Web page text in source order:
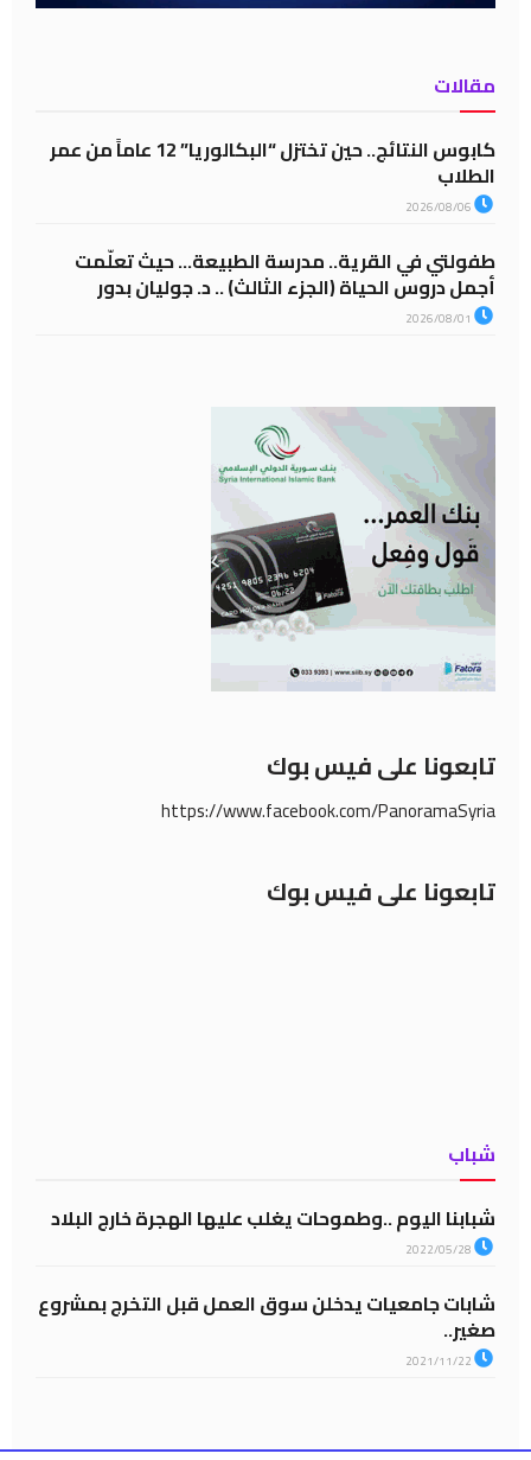
مقالات
كابوس النتائج.. حين تختزل “البكالوريا” 12 عاماً من عمر
الطلاب
طفولتي في القرية.. مدرسة الطبيعة… حيث تعلّمت
أجمل دروس الحياة (الجزء الثالث) .. د. جوليان بدور
تابعونا على فيس بوك
https://www.facebook.com/PanoramaSyria
تابعونا على فيس بوك
شباب
شبابنا اليوم ..وطموحات يغلب عليها الهجرة خارج البلاد
شابات جامعيات يدخلن سوق العمل قبل التخرج بمشروع
صغير..